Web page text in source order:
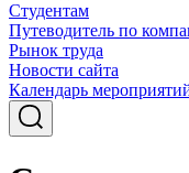
Студентам
Путеводитель по
Рынок труда
Новости сайта
Календарь